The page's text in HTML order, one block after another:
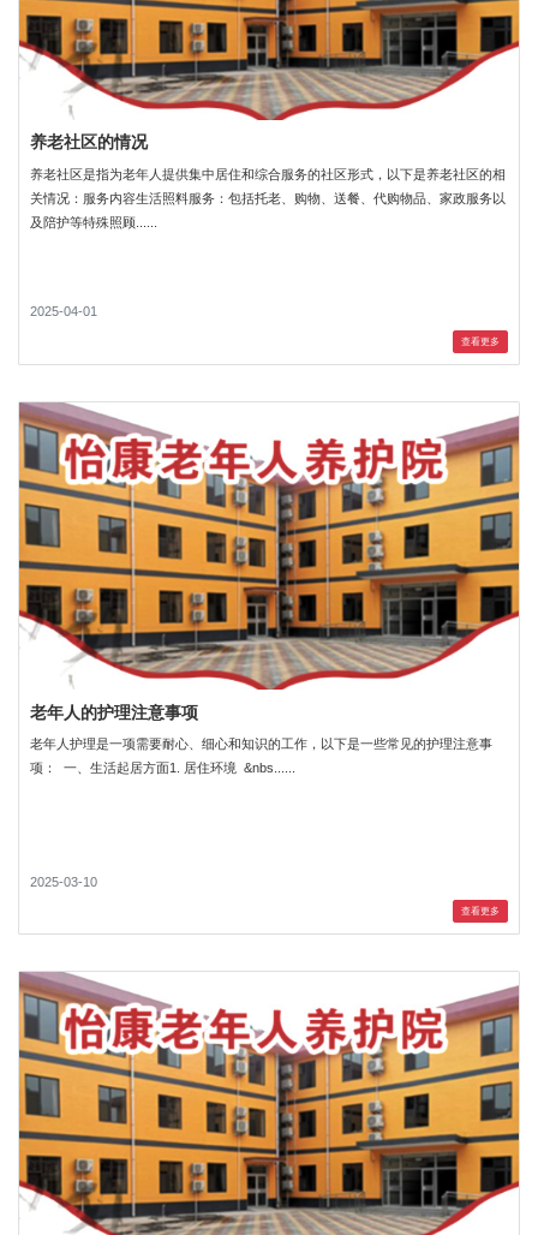
养老社区的情况
养老社区是指为老年人提供集中居住和综合服务的社区形式，以下是养老社区的相
关情况：服务内容生活照料服务：包括托老、购物、送餐、代购物品、家政服务以
及陪护等特殊照顾......
2025-04-01
查看更多
老年人的护理注意事项
老年人护理是一项需要耐心、细心和知识的工作，以下是一些常见的护理注意事
项： 一、生活起居方面1. 居住环境 &nbs......
2025-03-10
查看更多